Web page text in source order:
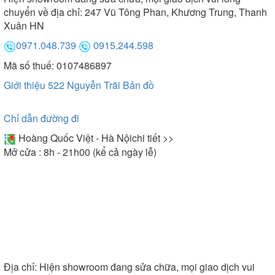
- Bếp điện từ Topy có cảm ứng với tính năng thông
minh, hiện đại khi sở hữu 4 mức cài đặt nhiệt độ
phù hợp với các món ăn xào nấu khác nhau.
- Topy ứng dụng công nghệ cho phép bếp chỉ hoạt
ăn nhanh và tiết kiệm điện hiệu quả.
chuyển về địa chỉ: 247 Vũ Tông Phan, Khương Trung, Thanh
Xuân HN
0971.048.739
0915.244.598
Mã số thuế: 0107486897
Giới thiệu 522 Nguyễn Trãi Bản đồ
Chỉ dẫn đường đi
Hoàng Quốc Việt - Hà Nộichi tiết >>
Mở cửa : 8h - 21h00 (kể cả ngày lễ)
Địa chỉ: Hiện showroom đang sửa chữa, mọi giao dịch vui